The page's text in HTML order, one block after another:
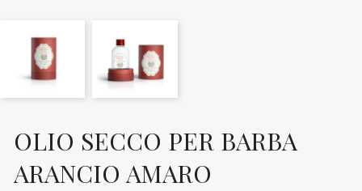
OLIO SECCO PER BARBA
ARANCIO AMARO